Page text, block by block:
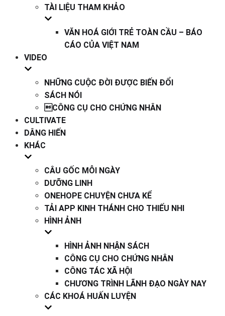
TÀI LIỆU THAM KHẢO
VĂN HOÁ GIỚI TRẺ TOÀN CẦU – BÁO
CÁO CỦA VIỆT NAM
VIDEO
NHỮNG CUỘC ĐỜI ĐƯỢC BIẾN ĐỔI
SÁCH NÓI
CÔNG CỤ CHO CHỨNG NHÂN
CULTIVATE
DÂNG HIẾN
KHÁC
CÂU GỐC MỖI NGÀY
DƯỠNG LINH
ONEHOPE CHUYỆN CHƯA KỂ
TẢI APP KINH THÁNH CHO THIẾU NHI
HÌNH ẢNH
HÌNH ẢNH NHẬN SÁCH
CÔNG CỤ CHO CHỨNG NHÂN
CÔNG TÁC XÃ HỘI
CHƯƠNG TRÌNH LÃNH ĐẠO NGÀY NAY
CÁC KHOÁ HUẤN LUYỆN